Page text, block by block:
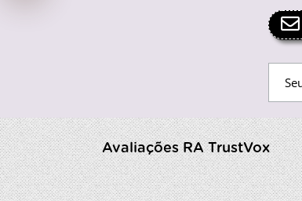
Avaliações RA TrustVox